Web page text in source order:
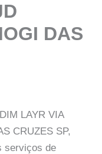
DAS
LAYR VIA
CRUZES SP,
serviços de